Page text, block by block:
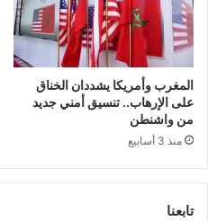
المغرب وأمريكا يشددان الخناق
على الإرهاب.. تنسيق أمني جديد
من واشنطن
منذ 3 أسابيع
تابعنا